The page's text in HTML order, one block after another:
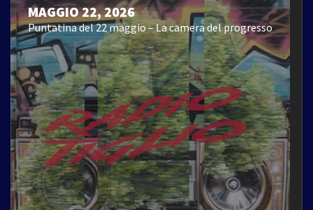
MAGGIO 22, 2026
Puntatina del 22 maggio – La camera del progresso